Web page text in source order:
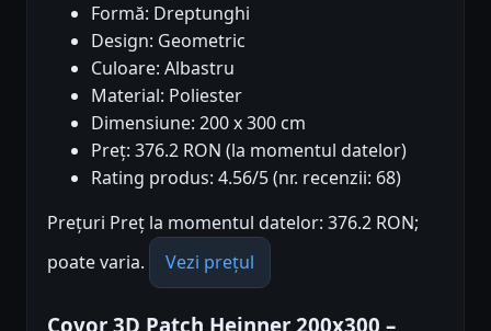
Formă: Dreptunghi
Design: Geometric
Culoare: Albastru
Material: Poliester
Dimensiune: 200 x 300 cm
Preț: 376.2 RON (la momentul datelor)
Rating produs: 4.56/5 (nr. recenzii: 68)
Prețuri Preț la momentul datelor: 376.2 RON;
poate varia.
Vezi prețul
Covor 3D Patch Heinner 200x300 –